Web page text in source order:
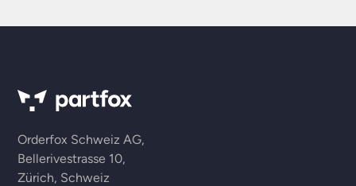
Orderfox Schweiz AG,
Bellerivestrasse 10,
Zürich, Schweiz